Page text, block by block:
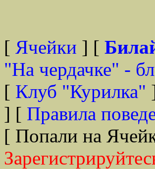
[ Ячейки ] [
"На чердачке" -
[ Клуб "Курилка"
] [ Правила
[ Попали на